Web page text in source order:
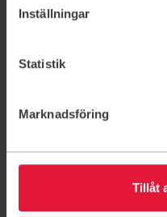
Inställningar
Statistik
Marknadsföring
Tillåt
Du finner oss i samma
vägbeskrivning, så sök
Herrgårdshallen i